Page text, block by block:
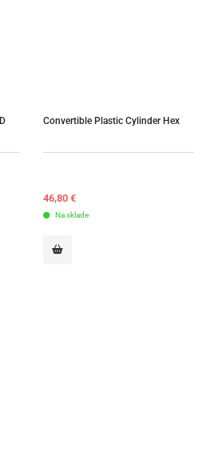
Convertible Plastic Cylinder Hex
46,80 €
Na sklade